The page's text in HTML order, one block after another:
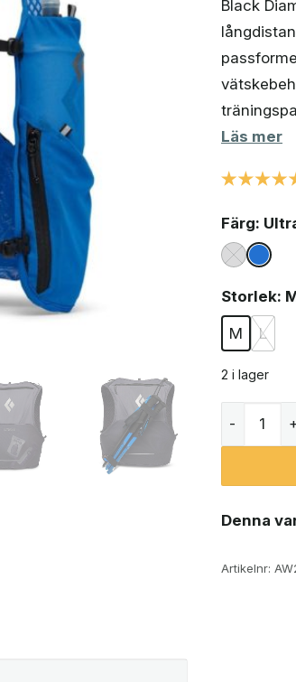
Black
Läs mer
Färg:
Storlek:
M L
2 i lager
Denna
Artikelnr: